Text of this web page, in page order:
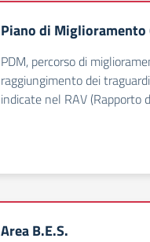
Piano di Miglioramento
PDM, percorso di
raggiungimento dei
indicate nel RAV (Rapporto
Area B.E.S.